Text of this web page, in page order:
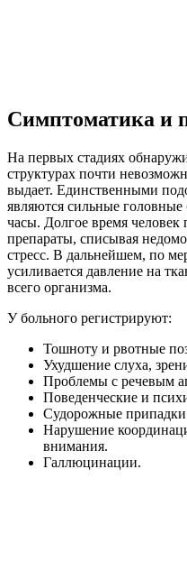
Симптоматика и
На первых стадиях
структурах почти
выдает. Единственными
являются сильные
часы. Долгое время
препараты, списывая
стресс. В дальнейшем, по
усиливается давление на
всего организма.
У больного регистрируют:
Тошноту и рвотные
Ухудшение слуха,
Проблемы с речевым
Поведенческие и
Судорожные припадки
Нарушение
внимания.
Галлюцинации.